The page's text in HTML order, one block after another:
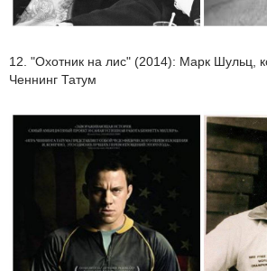
12. "Охотник на лис" (2014): Марк Шульц,
Ченнинг Татум